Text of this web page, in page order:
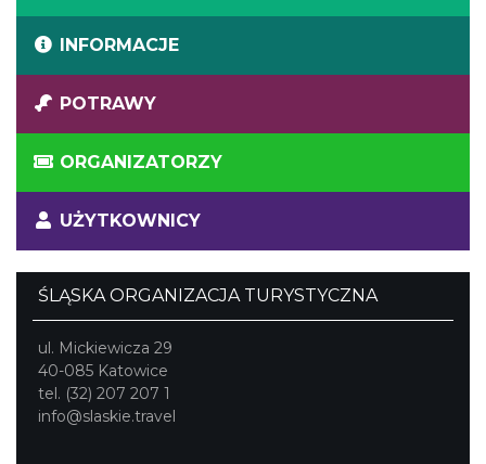
INFORMACJE
POTRAWY
ORGANIZATORZY
UŻYTKOWNICY
ŚLĄSKA ORGANIZACJA TURYSTYCZNA
ul. Mickiewicza 29
40-085 Katowice
tel. (32) 207 207 1
info@slaskie.travel